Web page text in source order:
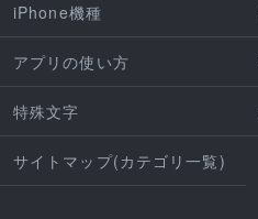
iPhone機種
アプリの使い方
特殊文字
サイトマップ(カテゴリ一覧)